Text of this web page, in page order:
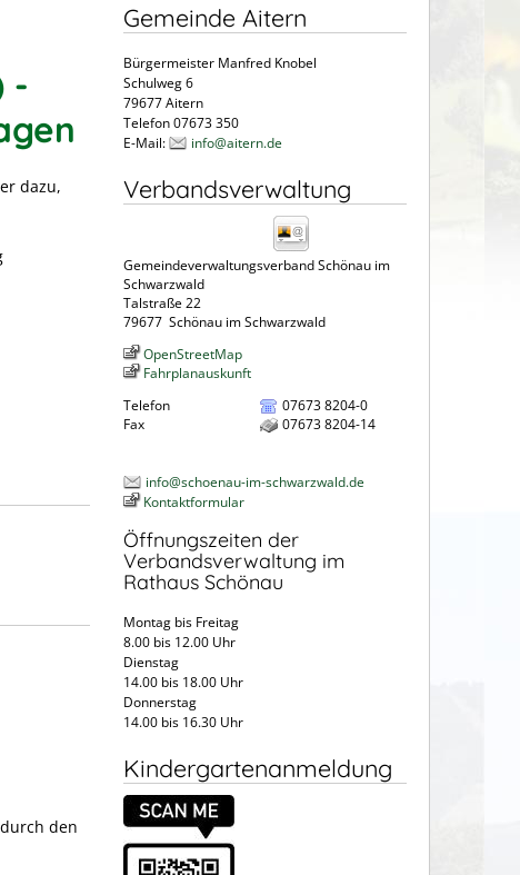
-
dazu,
den
Gemeinde Aitern
Bürgermeister Manfred Knobel
Schulweg 6
79677 Aitern
Telefon 07673 350
E-Mail:
info@aitern.de
Verbandsverwaltung
Gemeindeverwaltungsverband Schönau im
Schwarzwald
Talstraße 22
79677 Schönau im Schwarzwald
OpenStreetMap
Fahrplanauskunft
Telefon
07673 8204-0
Fax
07673 8204-14
info@schoenau-im-schwarzwald.de
Kontaktformular
Öffnungszeiten der
Verbandsverwaltung im
Rathaus Schönau
Montag bis Freitag
8.00 bis 12.00 Uhr
Dienstag
14.00 bis 18.00 Uhr
Donnerstag
14.00 bis 16.30 Uhr
Kindergartenanmeldung